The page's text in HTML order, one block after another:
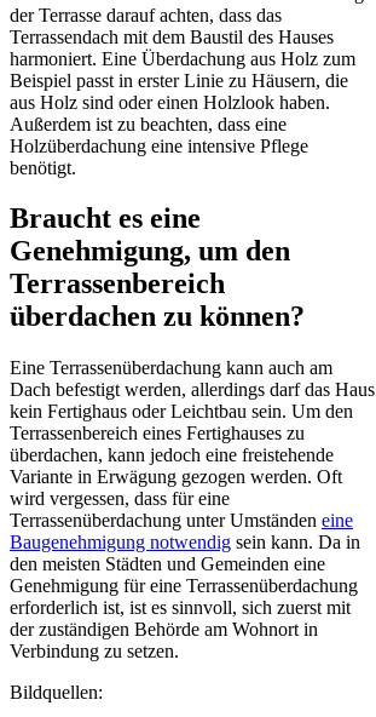
der Terrasse darauf achten, dass das
Terrassendach mit dem Baustil des Hauses
harmoniert. Eine Überdachung aus Holz zum
Beispiel passt in erster Linie zu Häusern, die
aus Holz sind oder einen Holzlook haben.
Außerdem ist zu beachten, dass eine
Holzüberdachung eine intensive Pflege
benötigt.
Braucht es eine
Genehmigung, um den
Terrassenbereich
überdachen zu können?
Eine Terrassenüberdachung kann auch am
Dach befestigt werden, allerdings darf das Haus
kein Fertighaus oder Leichtbau sein. Um den
Terrassenbereich eines Fertighauses zu
überdachen, kann jedoch eine freistehende
Variante in Erwägung gezogen werden. Oft
wird vergessen, dass für eine
Terrassenüberdachung unter Umständen eine
Baugenehmigung notwendig sein kann. Da in
den meisten Städten und Gemeinden eine
Genehmigung für eine Terrassenüberdachung
erforderlich ist, ist es sinnvoll, sich zuerst mit
der zuständigen Behörde am Wohnort in
Verbindung zu setzen.
Bildquellen: